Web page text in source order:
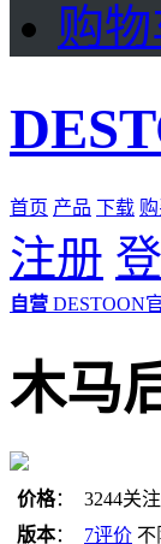
购
首页 产品 下载
注册
自营 DESTOON
木马
价格： 3244关注
版本： 7评价 不